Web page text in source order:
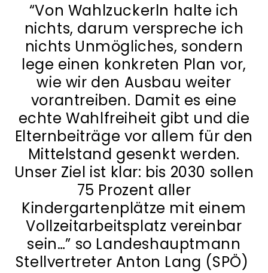
“Von Wahlzuckerln halte ich
nichts, darum verspreche ich
nichts Unmögliches, sondern
lege einen konkreten Plan vor,
wie wir den Ausbau weiter
vorantreiben. Damit es eine
echte Wahlfreiheit gibt und die
Elternbeiträge vor allem für den
Mittelstand gesenkt werden.
Unser Ziel ist klar: bis 2030 sollen
75 Prozent aller
Kindergartenplätze mit einem
Vollzeitarbeitsplatz vereinbar
sein…” so Landeshauptmann
Stellvertreter Anton Lang (SPÖ)